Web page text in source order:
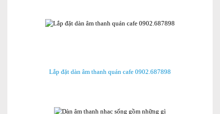
Lắp đặt dàn âm thanh quán cafe 0902.687898